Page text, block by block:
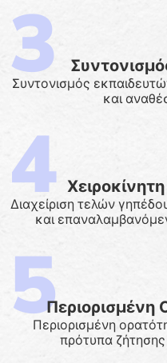
Συντονισμός
και
Διαχείριση τελών
και
Περιορισμένη
Περιορισμένη
πρότυπα ζήτησης